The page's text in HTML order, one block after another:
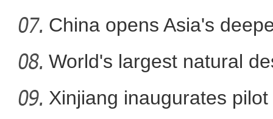
China opens Asia's
World's largest natural
Xinjiang inaugurates